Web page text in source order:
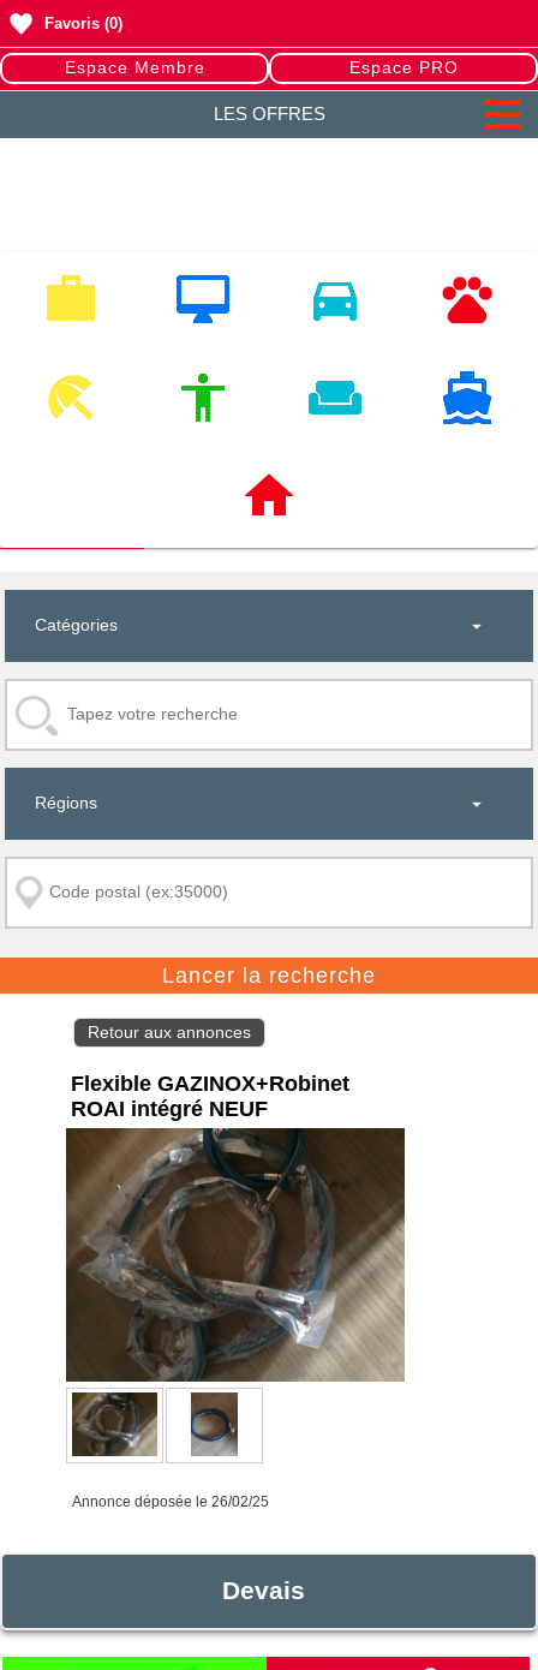
Espace Membre Espace PRO
Favoris (0)
LES OFFRES
EMPLOI MULTIMEDIA VEHICULES ANIMAUX
LOISIRS MODE HABITAT NAUTISME
IMMOBILIERS
Retour aux annonces
Flexible GAZINOX+Robinet
ROAI intégré NEUF
Annonce déposée le 26/02/25
Devais